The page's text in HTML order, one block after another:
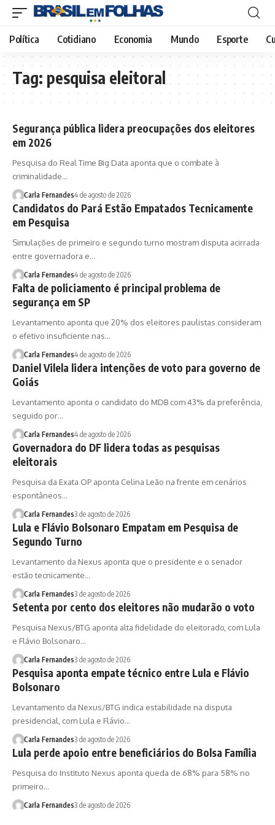
Política Cotidiano Economia Mundo Esporte
Tag: pesquisa eleitoral
Segurança pública lidera preocupações dos eleitores
em 2026
Pesquisa do Real Time Big Data aponta que o combate à
criminalidade…
Carla Fernandes4 de agosto de 2026
Candidatos do Pará Estão Empatados Tecnicamente
em Pesquisa
Simulações de primeiro e segundo turno mostram disputa acirrada
entre governadora e…
Carla Fernandes4 de agosto de 2026
Falta de policiamento é principal problema de
segurança em SP
Levantamento aponta que 20% dos eleitores paulistas consideram
o efetivo insuficiente nas…
Carla Fernandes4 de agosto de 2026
Daniel Vilela lidera intenções de voto para governo de
Goiás
Levantamento aponta o candidato do MDB com 43% da preferência,
seguido por…
Carla Fernandes4 de agosto de 2026
Governadora do DF lidera todas as pesquisas
eleitorais
Pesquisa da Exata OP aponta Celina Leão na frente em cenários
espontâneos…
Carla Fernandes3 de agosto de 2026
Lula e Flávio Bolsonaro Empatam em Pesquisa de
Segundo Turno
Levantamento da Nexus aponta que o presidente e o senador
estão tecnicamente…
Carla Fernandes3 de agosto de 2026
Setenta por cento dos eleitores não mudarão o voto
Pesquisa Nexus/BTG aponta alta fidelidade do eleitorado, com Lula
e Flávio Bolsonaro…
Carla Fernandes3 de agosto de 2026
Pesquisa aponta empate técnico entre Lula e Flávio
Bolsonaro
Levantamento da Nexus/BTG indica estabilidade na disputa
presidencial, com Lula e Flávio…
Carla Fernandes3 de agosto de 2026
Lula perde apoio entre beneficiários do Bolsa Família
Pesquisa do Instituto Nexus aponta queda de 68% para 58% no
primeiro…
Carla Fernandes3 de agosto de 2026